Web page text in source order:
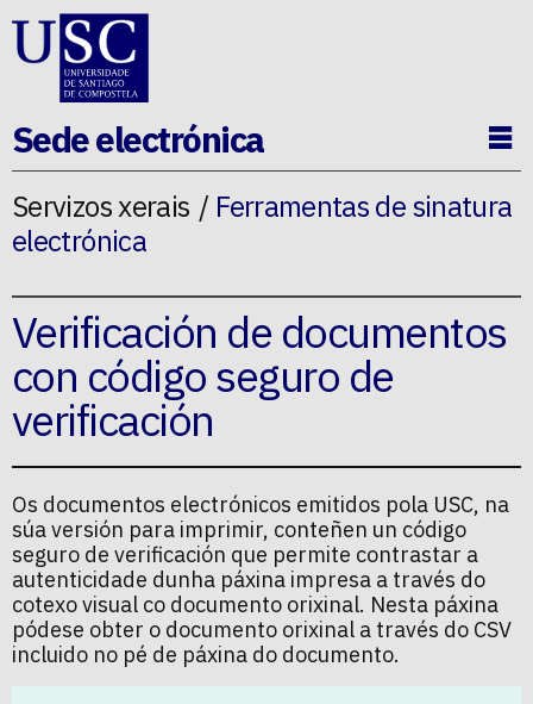
Ir ao contido da p�xina
Sede electrónica
Servizos xerais
Ferramentas de sinatura
electrónica
Verificación de documentos
con código seguro de
verificación
Os documentos electrónicos emitidos pola USC, na
súa versión para imprimir, conteñen un código
seguro de verificación que permite contrastar a
autenticidade dunha páxina impresa a través do
cotexo visual co documento orixinal. Nesta páxina
pódese obter o documento orixinal a través do CSV
incluido no pé de páxina do documento.